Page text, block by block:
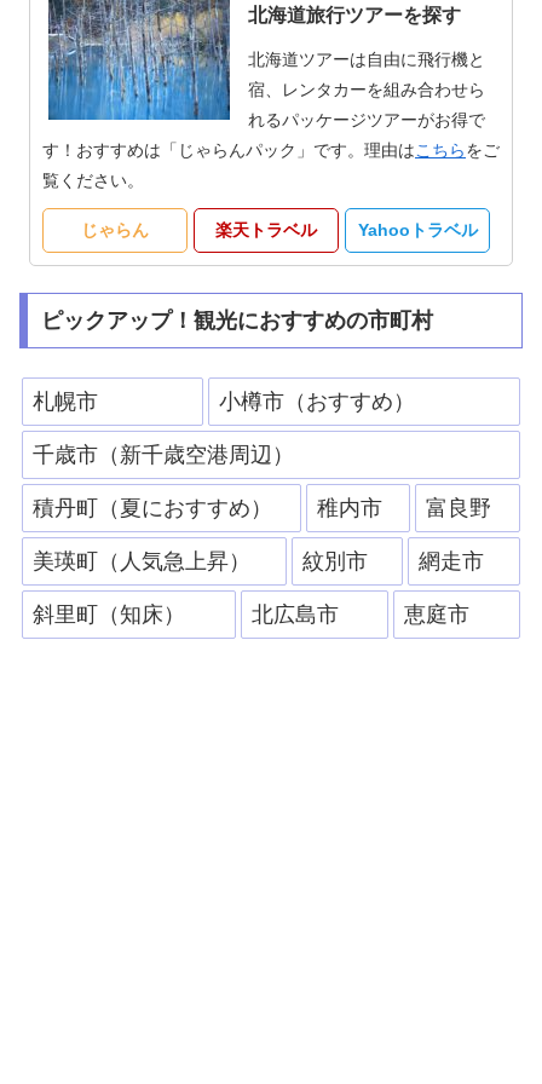
北海道旅行ツアーを探す
北海道ツアーは自由に飛行機と
宿、レンタカーを組み合わせら
れるパッケージツアーがお得で
す！おすすめは「じゃらんパック」です。理由はこちらをご
覧ください。
じゃらん 楽天トラベル Yahooトラベル
ピックアップ！観光におすすめの市町村
札幌市 小樽市（おすすめ）
千歳市（新千歳空港周辺）
積丹町（夏におすすめ） 稚内市 富良野
美瑛町（人気急上昇） 紋別市 網走市
斜里町（知床） 北広島市 恵庭市